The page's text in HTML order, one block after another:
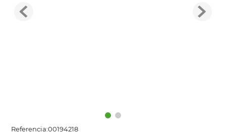
Referencia:00194218